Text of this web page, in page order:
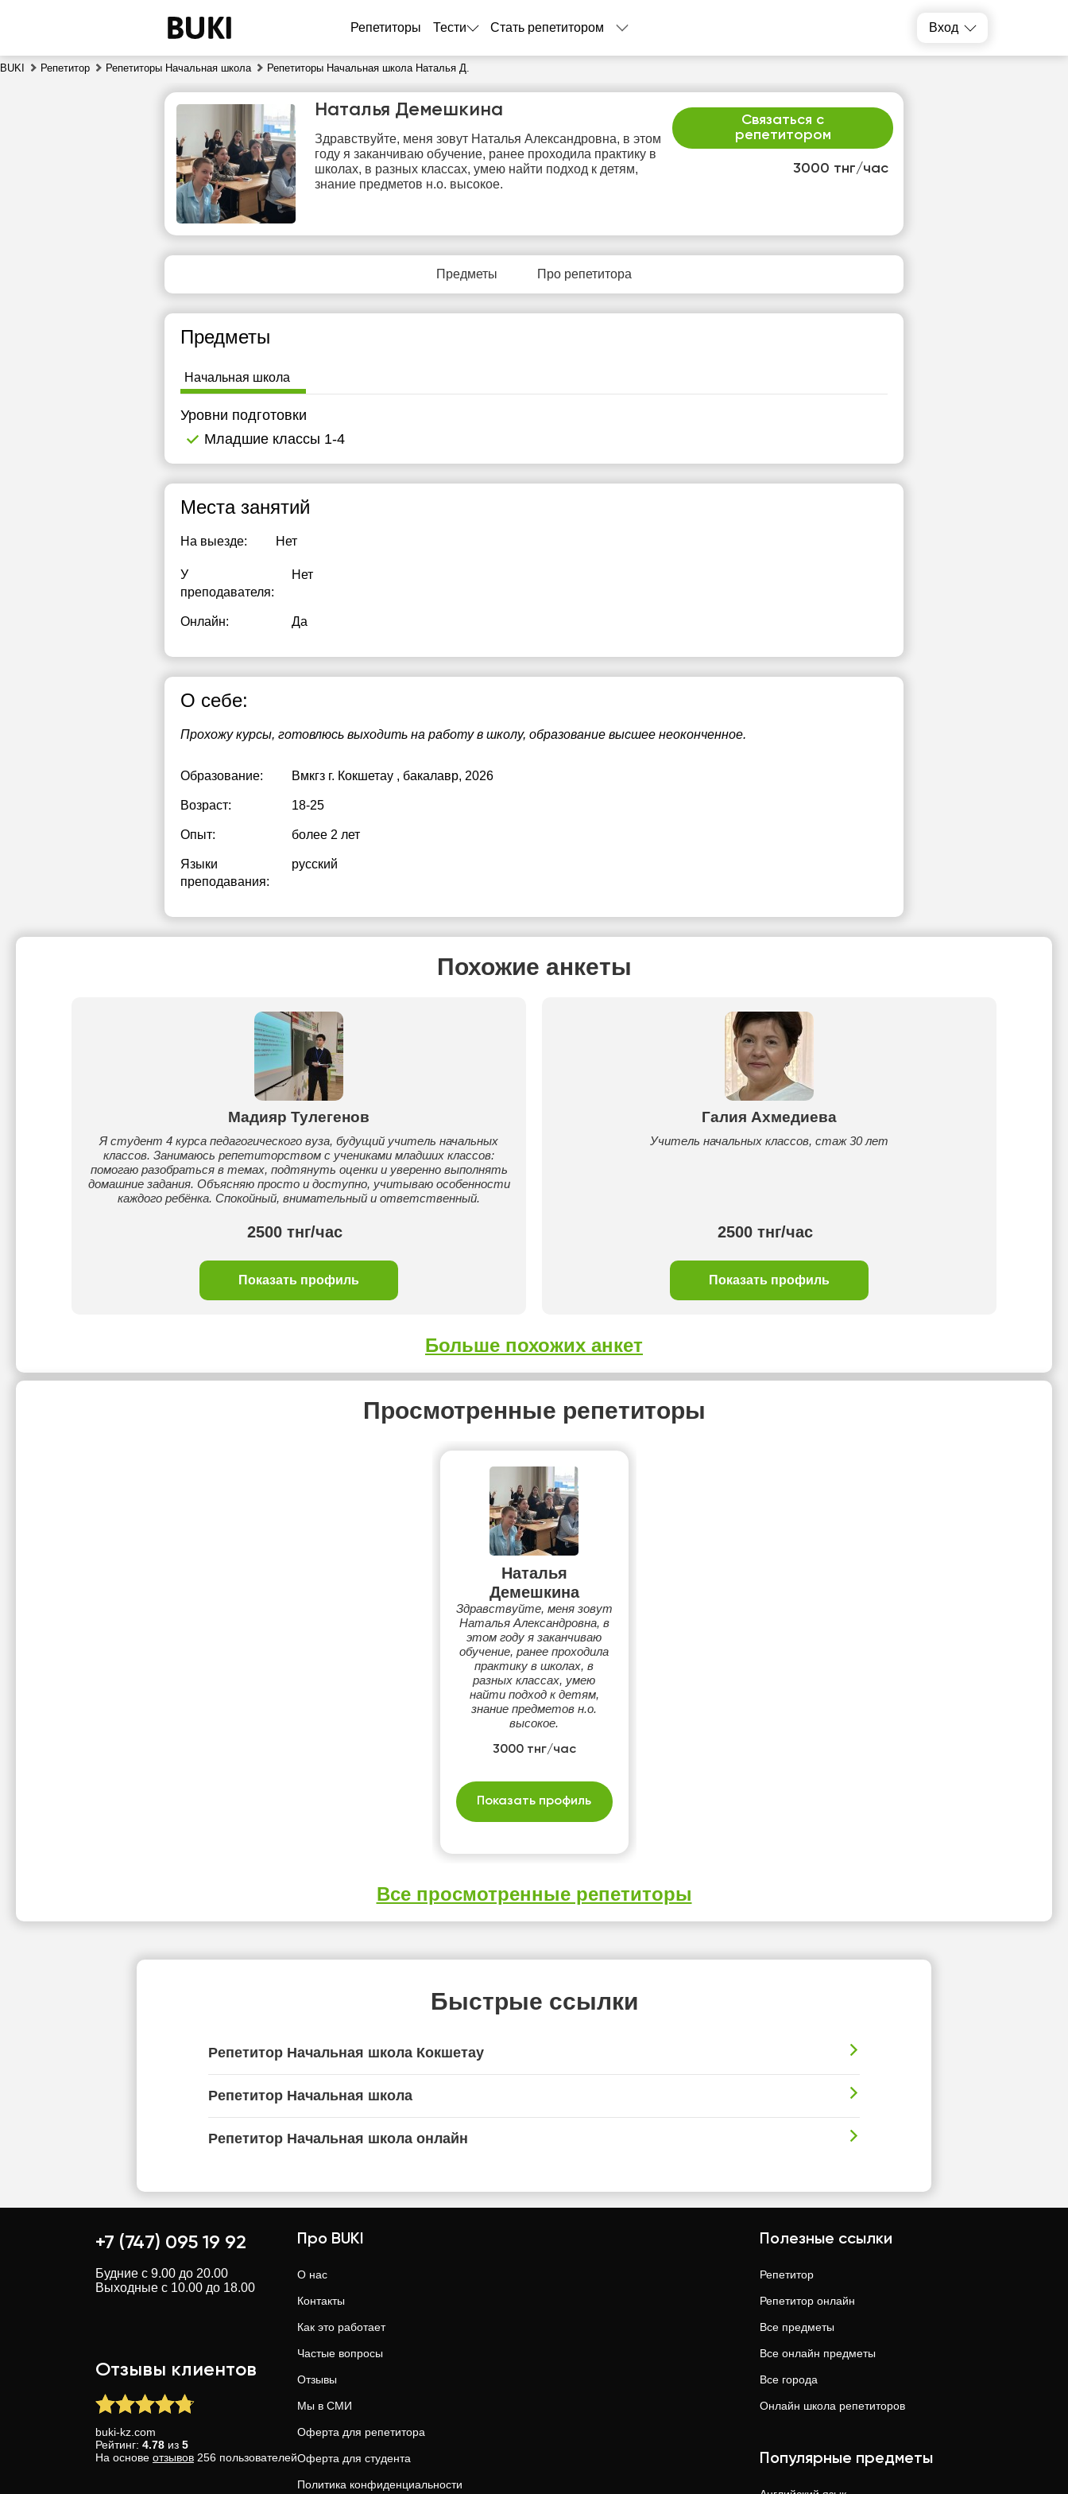
Репетиторы Тести Стать репетитором Вход
BUKI Репетитор Репетиторы Начальная школа Репетиторы Начальная школа Наталья Д.
3000 тнг/час
Связаться с
репетитором
Наталья Демешкина
Здравствуйте, меня зовут Наталья Александровна, в этом
году я заканчиваю обучение, ранее проходила практику в
школах, в разных классах, умею найти подход к детям,
знание предметов н.о. высокое.
Предметы Про репетитора
Предметы
Начальная школа
Уровни подготовки
Младшие классы 1-4
Места занятий
На выезде: Нет
У
преподавателя:
Нет
Онлайн: Да
О себе:
Прохожу курсы, готовлюсь выходить на работу в школу, образование высшее неоконченное.
Образование: Вмкгз г. Кокшетау , бакалавр, 2026
Возраст: 18-25
Опыт: более 2 лет
Языки
преподавания:
русский
Похожие анкеты
Мадияр Тулегенов
Я студент 4 курса педагогического вуза, будущий учитель начальных
классов. Занимаюсь репетиторством с учениками младших классов:
помогаю разобраться в темах, подтянуть оценки и уверенно выполнять
домашние задания. Объясняю просто и доступно, учитываю особенности
каждого ребёнка. Спокойный, внимательный и ответственный.
2500 тнг/час
Показать профиль
Галия Ахмедиева
Учитель начальных классов, стаж 30 лет
2500 тнг/час
Показать профиль
Больше похожих анкет
Просмотренные репетиторы
Наталья
Демешкина
Здравствуйте, меня зовут
Наталья Александровна, в
этом году я заканчиваю
обучение, ранее проходила
практику в школах, в
разных классах, умею
найти подход к детям,
знание предметов н.о.
высокое.
3000 тнг/час
Показать профиль
Все просмотренные репетиторы
Быстрые ссылки
Репетитор Начальная школа Кокшетау
Репетитор Начальная школа
Репетитор Начальная школа онлайн
сб
8
9
10
11
12
13
14
свободных
свободных
Нет
свободных
Нет
свободных
Нет
свободных
свободных
свободных
+7 (747) 095 19 92
Будние с 9.00 до 20.00
Выходные с 10.00 до 18.00
Отзывы клиентов
buki-kz.com
Рейтинг: 4.78 из 5
На основе отзывов 256 пользователей
Про BUKI
О нас
Контакты
Как это работает
Частые вопросы
Отзывы
Мы в СМИ
Оферта для репетитора
Оферта для студента
Политика конфиденциальности
Полезные ссылки
Репетитор
Репетитор онлайн
Все предметы
Все онлайн предметы
Все города
Онлайн школа репетиторов
Популярные предметы